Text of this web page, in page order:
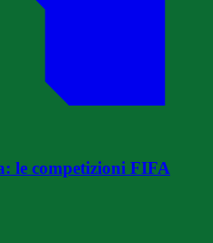
le competizioni FIFA